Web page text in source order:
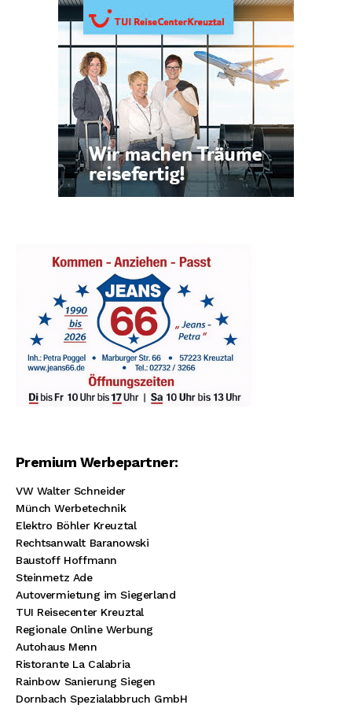
Premium Werbepartner:
VW Walter Schneider
Münch Werbetechnik
Elektro Böhler Kreuztal
Rechtsanwalt Baranowski
Baustoff Hoffmann
Steinmetz Ade
Autovermietung im Siegerland
TUI Reisecenter Kreuztal
Regionale Online Werbung
Autohaus Menn
Ristorante La Calabria
Rainbow Sanierung Siegen
Dornbach Spezialabbruch GmbH